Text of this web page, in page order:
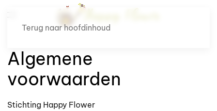
Terug naar hoofdinhoud
Algemene
voorwaarden
Stichting Happy Flower